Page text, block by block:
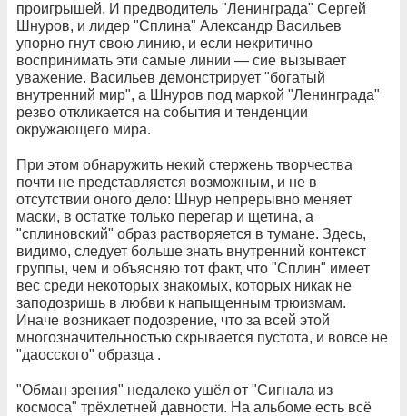
проигрышей. И предводитель "Ленинграда" Сергей
Шнуров, и лидер "Сплина" Александр Васильев
упорно гнут свою линию, и если некритично
воспринимать эти самые линии — сие вызывает
уважение. Васильев демонстрирует "богатый
внутренний мир", а Шнуров под маркой "Ленинграда"
резво откликается на события и тенденции
окружающего мира.
При этом обнаружить некий стержень творчества
почти не представляется возможным, и не в
отсутствии оного дело: Шнур непрерывно меняет
маски, в остатке только перегар и щетина, а
"сплиновский" образ растворяется в тумане. Здесь,
видимо, следует больше знать внутренний контекст
группы, чем и объясняю тот факт, что "Сплин" имеет
вес среди некоторых знакомых, которых никак не
заподозришь в любви к напыщенным трюизмам.
Иначе возникает подозрение, что за всей этой
многозначительностью скрывается пустота, и вовсе не
"даосского" образца .
"Обман зрения" недалеко ушёл от "Сигнала из
космоса" трёхлетней давности. На альбоме есть всё